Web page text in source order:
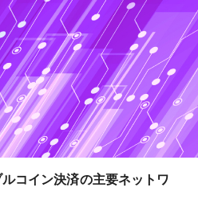
コイン決済の主要ネットワ